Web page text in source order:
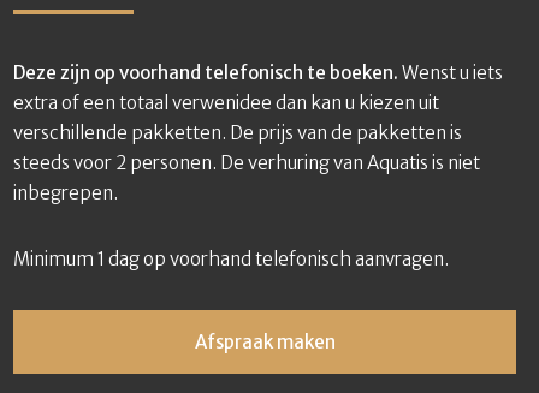
Deze zijn op voorhand telefonisch te boeken. Wenst u iets
extra of een totaal verwenidee dan kan u kiezen uit
verschillende pakketten. De prijs van de pakketten is
steeds voor 2 personen. De verhuring van Aquatis is niet
inbegrepen.
Minimum 1 dag op voorhand telefonisch aanvragen.
Afspraak maken